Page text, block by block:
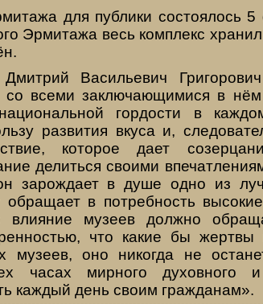
для публики состоялось
Эрмитажа весь комплекс
Васильевич
всеми заключающимися в
гордости в
развития вкуса и,
которое дает
делиться своими
зарождает в душе одно из
в потребность высокие
влияние музеев должно
что какие бы жертвы
музеев, оно никогда не
часах мирного духовного и
каждый день своим гражданам».